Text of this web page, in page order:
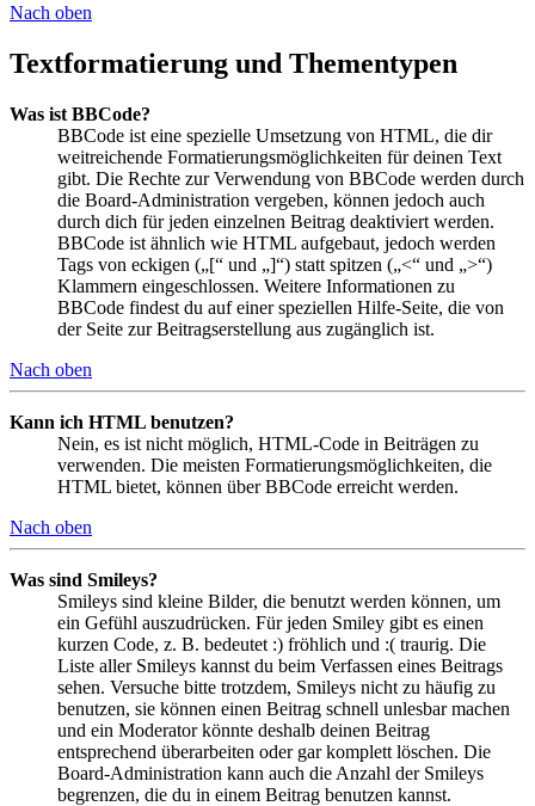
Nach oben
Textformatierung und Thementypen
Was ist BBCode?
BBCode ist eine spezielle Umsetzung von HTML, die dir
weitreichende Formatierungsmöglichkeiten für deinen Text
gibt. Die Rechte zur Verwendung von BBCode werden durch
die Board-Administration vergeben, können jedoch auch
durch dich für jeden einzelnen Beitrag deaktiviert werden.
BBCode ist ähnlich wie HTML aufgebaut, jedoch werden
Tags von eckigen („[“ und „]“) statt spitzen („<“ und „>“)
Klammern eingeschlossen. Weitere Informationen zu
BBCode findest du auf einer speziellen Hilfe-Seite, die von
der Seite zur Beitragserstellung aus zugänglich ist.
Nach oben
Kann ich HTML benutzen?
Nein, es ist nicht möglich, HTML-Code in Beiträgen zu
verwenden. Die meisten Formatierungsmöglichkeiten, die
HTML bietet, können über BBCode erreicht werden.
Nach oben
Was sind Smileys?
Smileys sind kleine Bilder, die benutzt werden können, um
ein Gefühl auszudrücken. Für jeden Smiley gibt es einen
kurzen Code, z. B. bedeutet :) fröhlich und :( traurig. Die
Liste aller Smileys kannst du beim Verfassen eines Beitrags
sehen. Versuche bitte trotzdem, Smileys nicht zu häufig zu
benutzen, sie können einen Beitrag schnell unlesbar machen
und ein Moderator könnte deshalb deinen Beitrag
entsprechend überarbeiten oder gar komplett löschen. Die
Board-Administration kann auch die Anzahl der Smileys
begrenzen, die du in einem Beitrag benutzen kannst.